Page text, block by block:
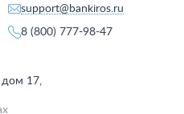
support@bankiros.ru
8 (800) 777-98-47
дом 17,